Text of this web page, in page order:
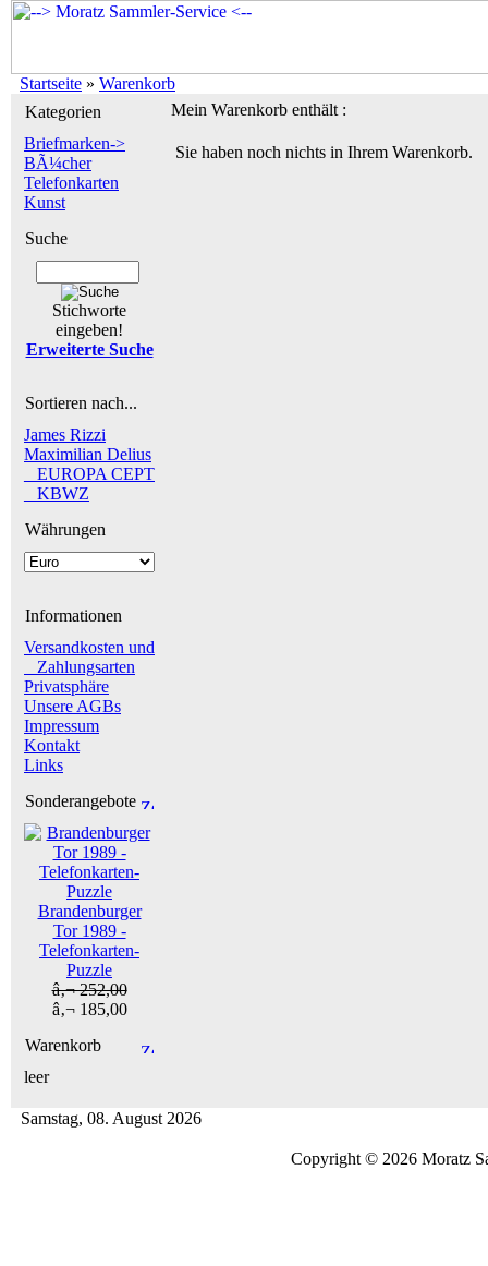
Startseite » Warenkorb
Kategorien
Briefmarken->
BÃ¼cher
Telefonkarten
Kunst
Suche
Stichworte
eingeben!
Erweiterte Suche
Sortieren nach...
James Rizzi
Maximilian Delius
_ EUROPA CEPT
_ KBWZ
Währungen
Informationen
Versandkosten und
Zahlungsarten
Privatsphäre
Unsere AGBs
Impressum
Kontakt
Links
Sonderangebote
Brandenburger
Tor 1989 -
Telefonkarten-
Puzzle
â‚¬ 252,00
â‚¬ 185,00
Warenkorb
leer
Mein Warenkorb enthält :
Sie haben noch nichts in Ihrem Warenkorb.
Samstag, 08. August 2026
Copyright © 2026 Moratz